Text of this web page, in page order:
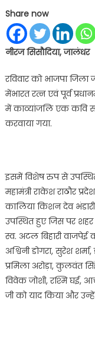
Share now
नीरज सिसौदिया, जालंधर
रविवार को भाजपा
मेंभारत रत्न एवं पूर्व
में काव्यांजलि एक कवि
करवाया गया.
इसमें विशेष रुप से
महामंत्री राकेश राठौर
कालिया किशन देव
उपस्थित हुए जिस पर
स्व. अटल बिहारी वाजपेई
अश्विनी डोगरा, सुरेश
प्रमिला अरोड़ा, कुलवंत
विवेक जोशी, रश्मि घई,
जी को याद किया और उन्हें